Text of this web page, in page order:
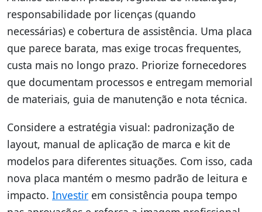
responsabilidade por licenças (quando
necessárias) e cobertura de assistência. Uma placa
que parece barata, mas exige trocas frequentes,
custa mais no longo prazo. Priorize fornecedores
que documentam processos e entregam memorial
de materiais, guia de manutenção e nota técnica.
Considere a estratégia visual: padronização de
layout, manual de aplicação de marca e kit de
modelos para diferentes situações. Com isso, cada
nova placa mantém o mesmo padrão de leitura e
impacto. Investir em consistência poupa tempo